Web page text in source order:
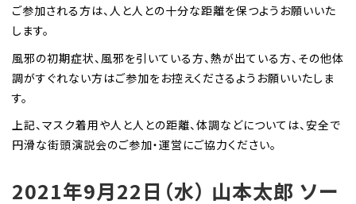
ご参加される方は、人と人との十分な距離を保つようお願いいた
します。
風邪の初期症状、風邪を引いている方、熱が出ている方、その他体
調がすぐれない方はご参加をお控えくださるようお願いいたしま
す。
上記、マスク着用や人と人との距離、体調などについては、安全で
円滑な街頭演説会のご参加・運営にご協力ください。
2021年9月22日（水） 山本太郎 ソー